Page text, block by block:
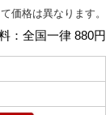
価格は異なります。
：全国一律 880円